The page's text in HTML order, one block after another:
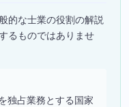
的な士業の役割の解説
るものではありませ
独占業務とする国家